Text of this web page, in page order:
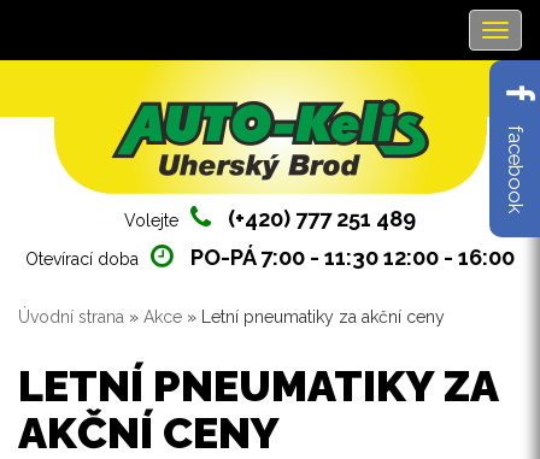
facebook
Volejte (+420) 777 251 489
Otevírací doba PO-PÁ 7:00 - 11:30 12:00 - 16:00
Úvodní strana » Akce » Letní pneumatiky za akční ceny
LETNÍ PNEUMATIKY ZA
AKČNÍ CENY